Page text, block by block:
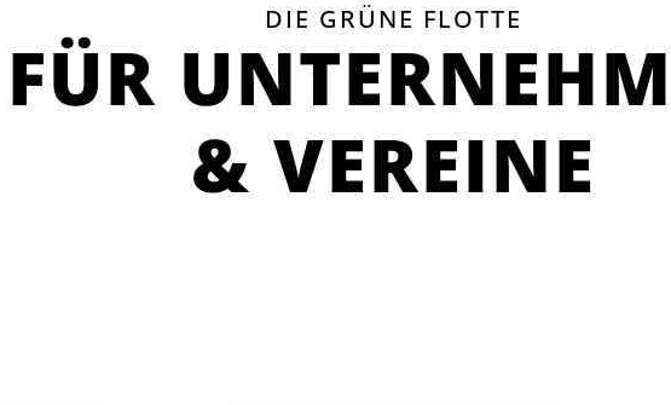
DIE GRÜNE FLOTTE
FÜR
& VEREINE